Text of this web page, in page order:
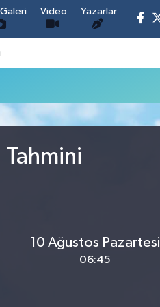
Video Yazarlar
Tahmini
10 Ağustos Pazartesi
06:45